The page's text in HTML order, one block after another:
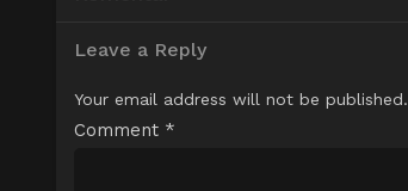
Leave a Reply
Your email address will not be published.
Comment *